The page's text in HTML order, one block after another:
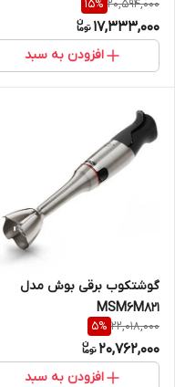
20,594,000
15%
17,333,000
افزودن به سبد
گوشتکوب برقی بوش مدل
MSM6M821
22,018,000
5%
20,762,000
افزودن به سبد